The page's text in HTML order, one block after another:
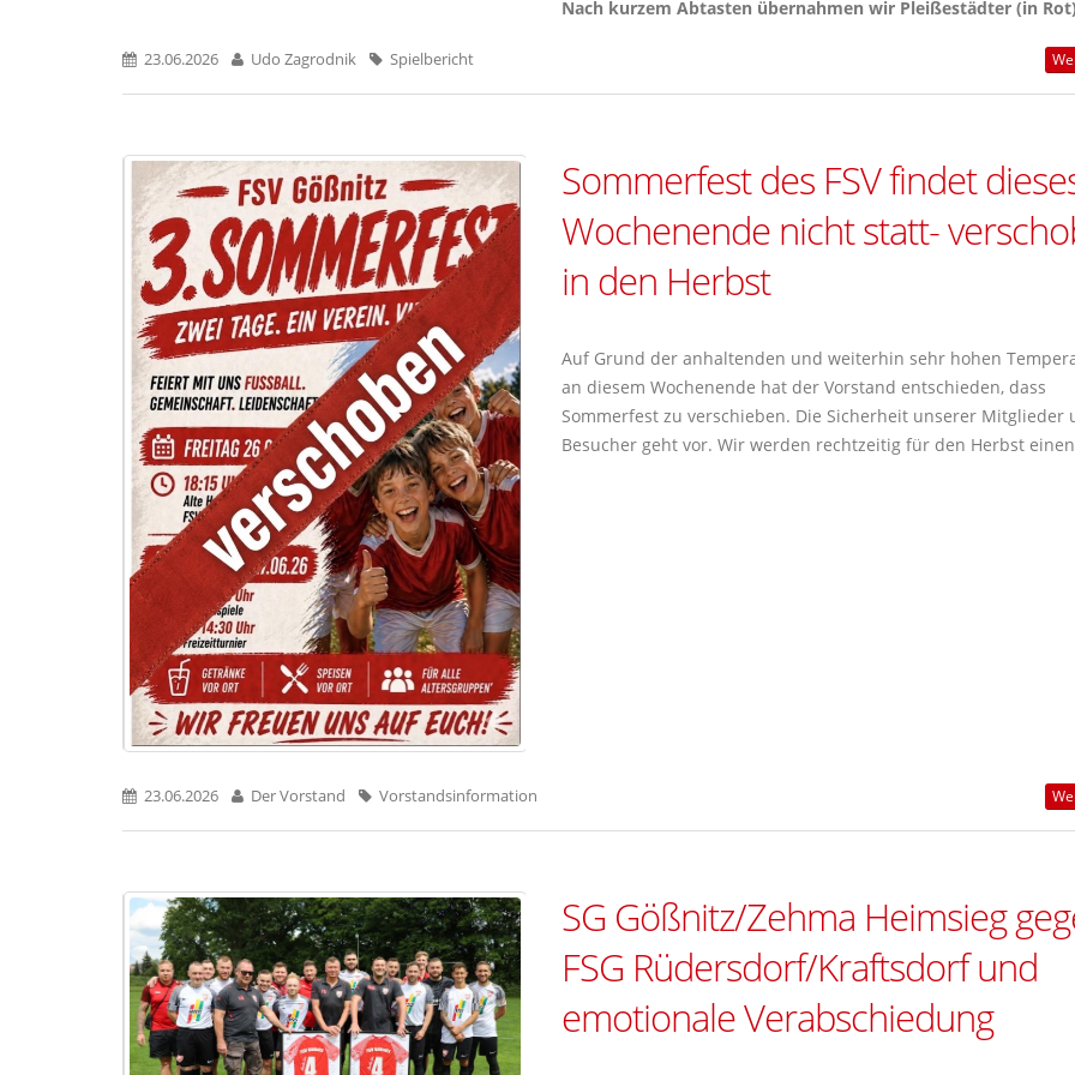
Nach kurzem Abtasten übernahmen wir Pleißestädter (in
23.06.2026 Udo Zagrodnik Spielbericht
Sommerfest des FSV findet
Wochenende nicht statt-
in den Herbst
Auf Grund der anhaltenden und weiterhin sehr hohen
an diesem Wochenende hat der Vorstand entschieden, dass
Sommerfest zu verschieben. Die Sicherheit unserer Mitglieder
Besucher geht vor. Wir werden rechtzeitig für den Herbst
23.06.2026 Der Vorstand Vorstandsinformation
SG Gößnitz/Zehma Heimsieg
FSG Rüdersdorf/Kraftsdorf und
emotionale Verabschiedung